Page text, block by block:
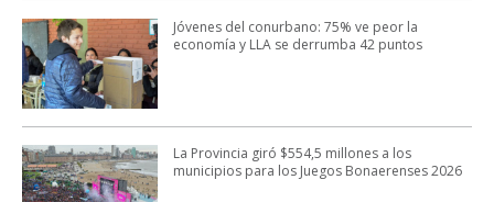
Jóvenes del conurbano: 75% ve peor la
economía y LLA se derrumba 42 puntos
La Provincia giró $554,5 millones a los
municipios para los Juegos Bonaerenses 2026